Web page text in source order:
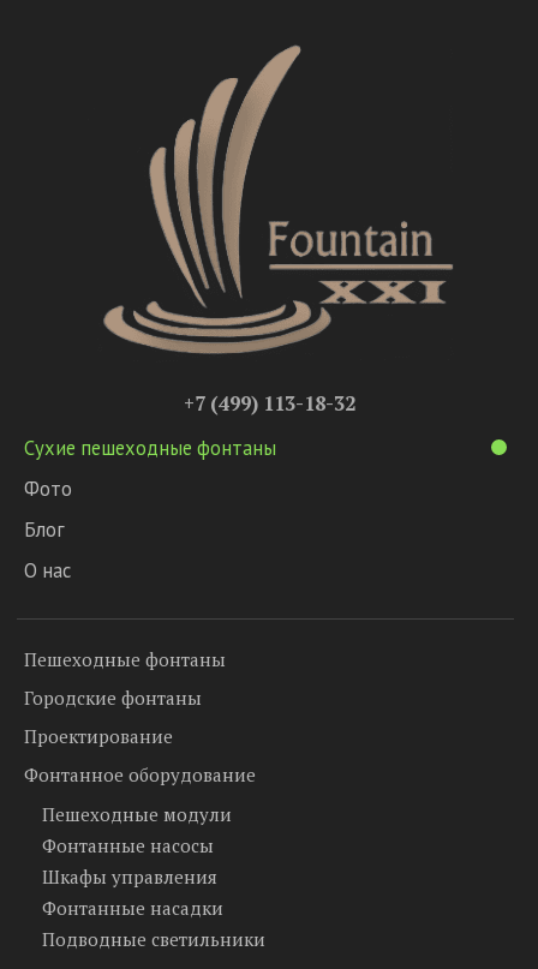
+7 (499) 113-18-32
Сухие пешеходные фонтаны
Фото
Блог
О нас
Пешеходные фонтаны
Городские фонтаны
Проектирование
Фонтанное оборудование
Пешеходные модули
Фонтанные насосы
Шкафы управления
Фонтанные насадки
Подводные светильники